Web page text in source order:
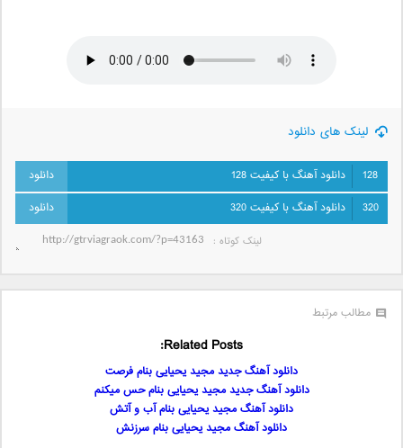
لینک های دانلود
128
دانلود آهنگ با کیفیت 128
320
دانلود آهنگ با کیفیت 320
لینک کوتاه‌ :
مطالب مرتبط
Related Posts:
دانلود آهنگ جدید مجید یحیایی بنام فرصت
دانلود آهنگ جدید مجید یحیایی بنام حس میکنم
دانلود آهنگ مجید یحیایی بنام آب و آتش
دانلود آهنگ مجید یحیایی بنام سرزنش